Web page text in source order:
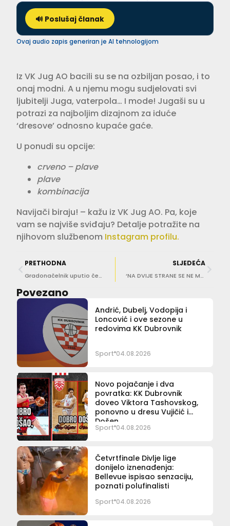
🔊 Poslušaj članak
Ovaj audio zapis generiran je AI tehnologijom
Iz VK Jug AO bacili su se na ozbiljan posao, i to
onaj modni. A u njemu mogu sudjelovati svi
ljubitelji Juga, vaterpola… I mode! Jugaši su u
potrazi za najboljim dizajnom za iduće
‘dresove’ odnosno kupaće gaće.
U ponudi su opcije:
crveno – plave
plave
kombinacija
Navijači biraju! – kažu iz VK Jug AO. Pa, koje
vam se najviše sviđaju? Detalje potražite na
njihovom službenom Instagram profilu.
PRETHODNA
Gradonačelnik uputio čestitku Dubrovačkim veteranima vaterpola
SLJEDEĆA
‘NA DVIJE STRANE SE NE MOŽE’ Alen Turuk nakon 13 godina napušta Square
Povezano
Andrić, Dubelj, Vodopija i
Loncović i ove sezone u
redovima KK Dubrovnik
Sport 04.08.2026
Novo pojačanje i dva
povratka: KK Dubrovnik
doveo Viktora Tashovskog,
ponovno u dresu Vujičić i
Došen
Sport 04.08.2026
Četvrtfinale Divlje lige
donijelo iznenađenja:
Bellevue ispisao senzaciju,
poznati polufinalisti
Sport 04.08.2026